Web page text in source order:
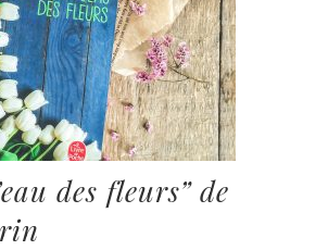
des fleurs” de